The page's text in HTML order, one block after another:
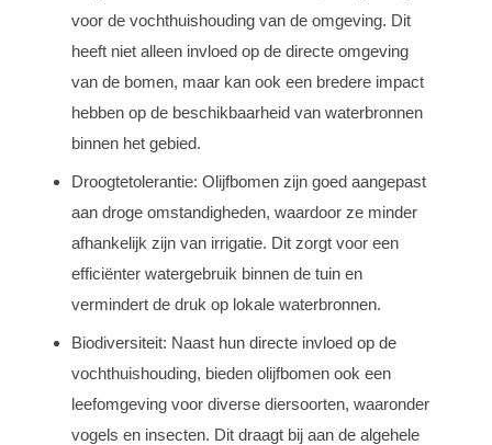
voor de vochthuishouding van de omgeving. Dit
heeft niet alleen invloed op de directe omgeving
van de bomen, maar kan ook een bredere impact
hebben op de beschikbaarheid van waterbronnen
binnen het gebied.
Droogtetolerantie: Olijfbomen zijn goed aangepast
aan droge omstandigheden, waardoor ze minder
afhankelijk zijn van irrigatie. Dit zorgt voor een
efficiënter watergebruik binnen de tuin en
vermindert de druk op lokale waterbronnen.
Biodiversiteit: Naast hun directe invloed op de
vochthuishouding, bieden olijfbomen ook een
leefomgeving voor diverse diersoorten, waaronder
vogels en insecten. Dit draagt bij aan de algehele